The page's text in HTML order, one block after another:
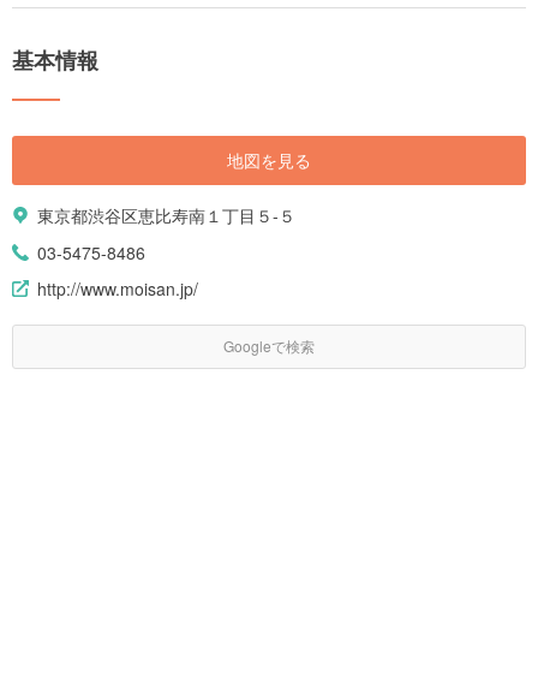
基本情報
地図を見る
東京都渋谷区恵比寿南１丁目５-５
03-5475-8486
http://www.moisan.jp/
Googleで検索